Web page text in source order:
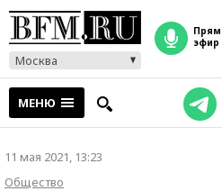
Москва
прямой
эфир
МЕНЮ
11 мая 2021, 13:23
Общество